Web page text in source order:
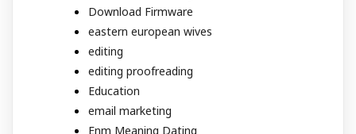
Download Firmware
eastern european wives
editing
editing proofreading
Education
email marketing
Enm Meaning Dating